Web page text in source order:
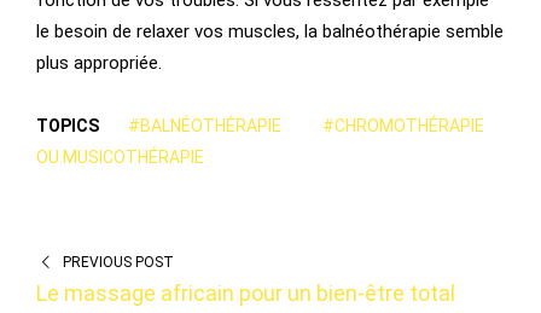
le besoin de relaxer vos muscles, la balnéothérapie semble
plus appropriée.
TOPICS #BALNÉOTHÉRAPIE
#CHROMOTHÉRAPIE
OU MUSICOTHÉRAPIE
PREVIOUS POST
Le massage africain pour un bien-être total